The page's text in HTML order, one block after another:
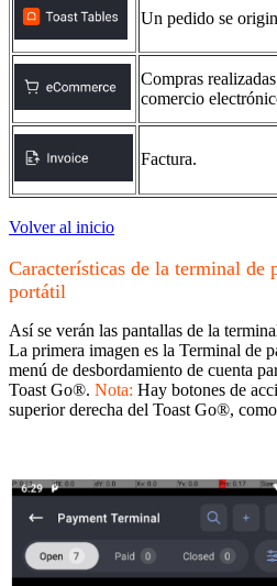
Un pedido se
Compras
comercio
Factura.
Volver al inicio
Características de la terminal de
portátil
Así se verán las pantallas de la
La primera imagen es la Terminal de
menú de desbordamiento de cuenta
Toast Go®. Nota: Hay botones de
superior derecha del Toast Go®, como